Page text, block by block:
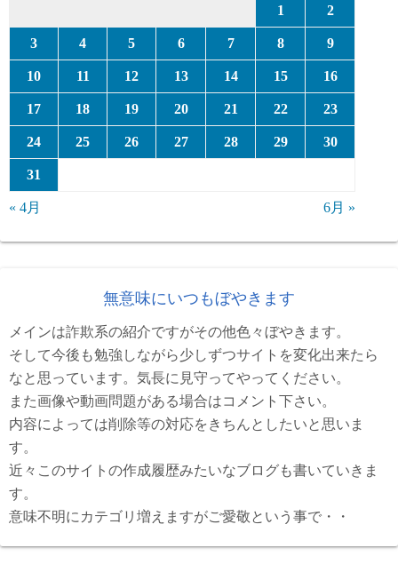
1 2
3 4 5 6 7 8 9
10 11 12 13 14 15 16
17 18 19 20 21 22 23
24 25 26 27 28 29 30
31
« 4月 6月 »
無意味にいつもぼやきます
メインは詐欺系の紹介ですがその他色々ぼやきます。
そして今後も勉強しながら少しずつサイトを変化出来たら
なと思っています。気長に見守ってやってください。
また画像や動画問題がある場合はコメント下さい。
内容によっては削除等の対応をきちんとしたいと思いま
す。
近々このサイトの作成履歴みたいなブログも書いていきま
す。
意味不明にカテゴリ増えますがご愛敬という事で・・